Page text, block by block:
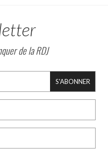
de la RDJ
S'ABONNER